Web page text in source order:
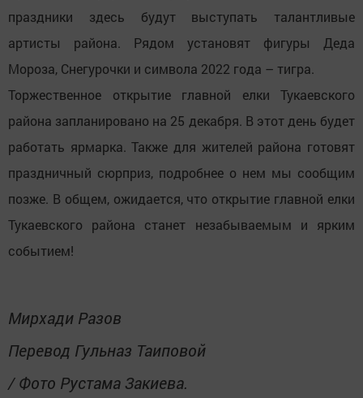
праздники здесь будут выступать талантливые
артисты района. Рядом установят фигуры Деда
Мороза, Снегурочки и символа 2022 года – тигра.
Торжественное открытие главной елки Тукаевского
района запланировано на 25 декабря. В этот день будет
работать ярмарка. Также для жителей района готовят
праздничный сюрприз, подробнее о нем мы сообщим
позже. В общем, ожидается, что открытие главной елки
Тукаевского района станет незабываемым и ярким
событием!
Мирхади Разов
Перевод Гульназ Таиповой
/ Фото Рустама Закиева.